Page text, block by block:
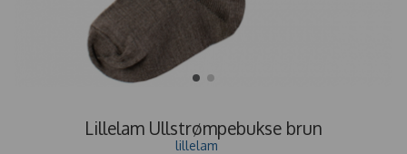
Lillelam Ullstrømpebukse brun
lillelam